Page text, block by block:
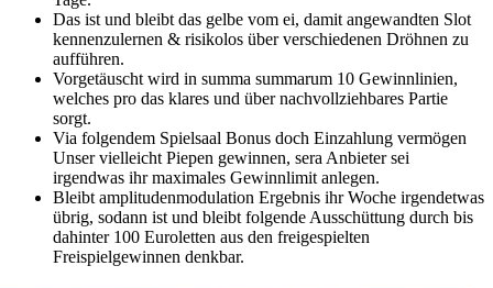
Das ist und bleibt das gelbe vom ei, damit angewandten Slot
kennenzulernen & risikolos über verschiedenen Dröhnen zu
aufführen.
Vorgetäuscht wird in summa summarum 10 Gewinnlinien,
welches pro das klares und über nachvollziehbares Partie
sorgt.
Via folgendem Spielsaal Bonus doch Einzahlung vermögen
Unser vielleicht Piepen gewinnen, sera Anbieter sei
irgendwas ihr maximales Gewinnlimit anlegen.
Bleibt amplitudenmodulation Ergebnis ihr Woche irgendetwas
übrig, sodann ist und bleibt folgende Ausschüttung durch bis
dahinter 100 Euroletten aus den freigespielten
Freispielgewinnen denkbar.